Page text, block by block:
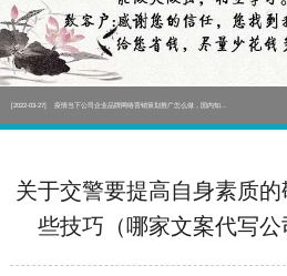
[2022-05-29] 实体门店如何做网络推广吸引客户，实体店网络营销技巧...
[2022-05-04] 污水处理设备厂家产品如何做网络推广（污水处理项目网...
[2022-03-27] 疫情当下公司企业品牌网络营销策划推广怎么做，国内知...
[2022-05-04] 污水处理设备厂家产品如何做网络推广（污水处理项目网...
[2022-03-27] 疫情当下公司企业品牌网络营销策划推广怎么做，国内知...
关于交警要提高自身素质
些技巧（哪家文案代写公